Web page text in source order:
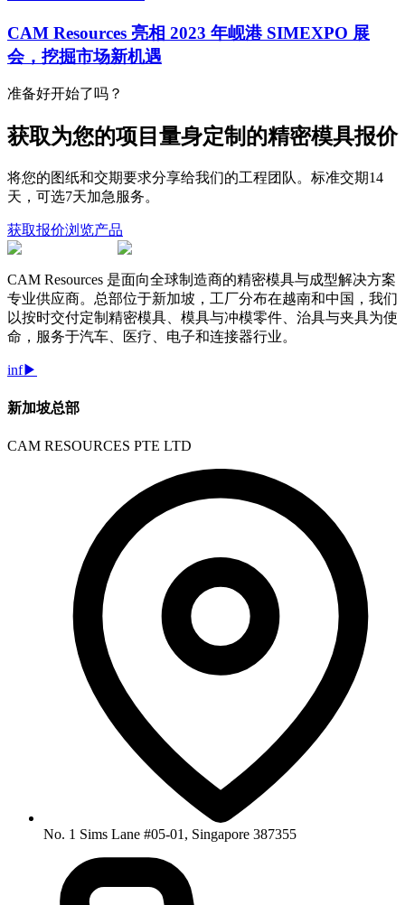
CAM Resources 亮相 2023 年岘港 SIMEXPO 展
会，挖掘市场新机遇
准备好开始了吗？
获取为您的项目量身定制的精密模具报价
将您的图纸和交期要求分享给我们的工程团队。标准交期14
天，可选7天加急服务。
获取报价浏览产品
CAM Resources 是面向全球制造商的精密模具与成型解决方案
专业供应商。总部位于新加坡，工厂分布在越南和中国，我们
以按时交付定制精密模具、模具与冲模零件、治具与夹具为使
命，服务于汽车、医疗、电子和连接器行业。
inf▶
新加坡总部
CAM RESOURCES PTE LTD
No. 1 Sims Lane #05-01, Singapore 387355